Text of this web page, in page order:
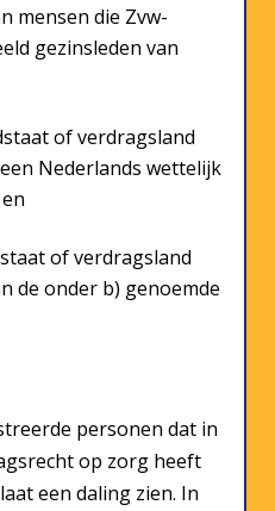
mensen die Zvw-
gezinsleden van
of verdragsland
Nederlands wettelijk
of verdragsland
de onder b) genoemde
personen dat in
op zorg heeft
een daling zien. In